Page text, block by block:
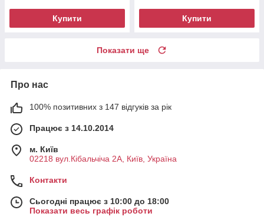
Купити Купити
Показати ще
Про нас
100% позитивних з 147 відгуків за рік
Працює з 14.10.2014
м. Київ
02218 вул.Кібальчіча 2А, Київ, Україна
Контакти
Сьогодні працює з 10:00 до 18:00
Показати весь графік роботи